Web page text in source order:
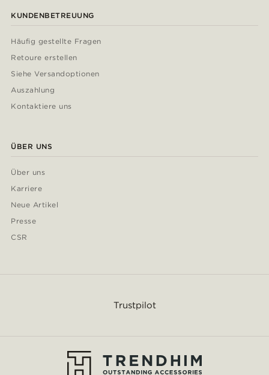
KUNDENBETREUUNG
Häufig gestellte Fragen
Retoure erstellen
Siehe Versandoptionen
Auszahlung
Kontaktiere uns
ÜBER UNS
Über uns
Karriere
Neue Artikel
Presse
CSR
Trustpilot